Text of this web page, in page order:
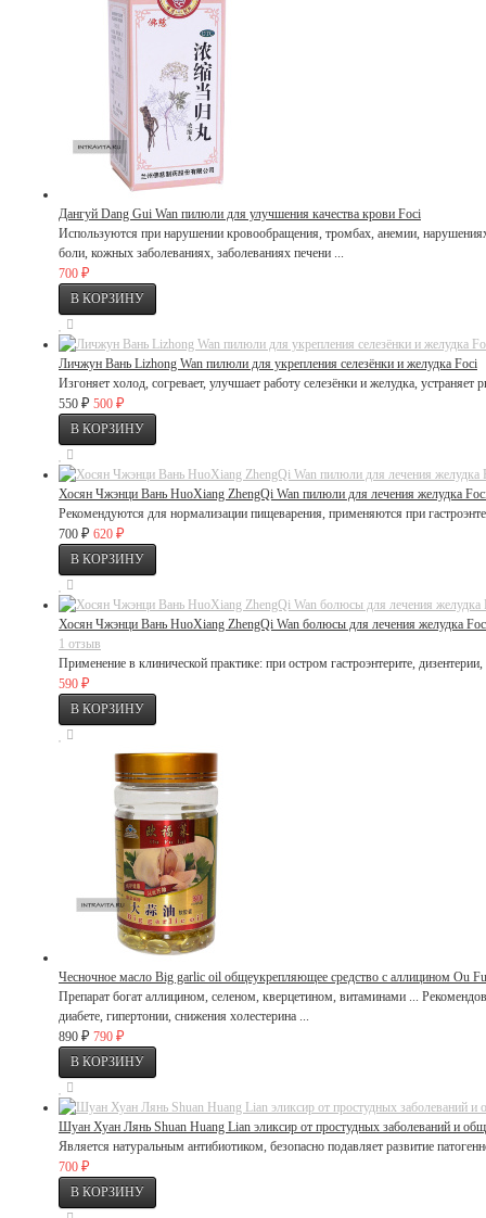
Дангуй Dang Gui Wan пилюли для улучшения качества крови Foci
Используются при нарушении кровообращения, тромбах, анемии,
боли, кожных заболеваниях, заболеваниях печени ...
700 ₽
Личжун Вань Lizhong Wan пилюли для укрепления селезёнки и желудка Foci
Изгоняет холод, согревает, улучшает работу селезёнки и желудка, устраняет
550 ₽ 500 ₽
Хосян Чжэнци Вань HuoXiang ZhengQi Wan пилюли для лечения желудка
Рекомендуются для нормализации пищеварения, применяются при
700 ₽ 620 ₽
Хосян Чжэнци Вань HuoXiang ZhengQi Wan болюсы для лечения желудка
1 отзыв
Применение в клинической практике: при остром гастроэнтерите,
590 ₽
Чесночное масло Big garlic oil общеукрепляющее средство с аллицином Ou
Препарат богат аллицином, селеном, кверцетином, витаминами ...
диабете, гипертонии, снижения холестерина ...
890 ₽ 790 ₽
Шуан Хуан Лянь Shuan Huang Lian эликсир от простудных заболеваний и
Является натуральным антибиотиком, безопасно подавляет развитие
700 ₽